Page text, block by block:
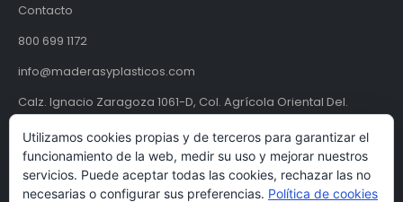
Contacto
800 699 1172
info@maderasyplasticos.com
Calz. Ignacio Zaragoza 1061-D, Col. Agrícola Oriental Del.
Aviso de Privacidad
Utilizamos cookies propias y de terceros para garantizar el
funcionamiento de la web, medir su uso y mejorar nuestros
servicios. Puede aceptar todas las cookies, rechazar las no
necesarias o configurar sus preferencias. Política de cookies